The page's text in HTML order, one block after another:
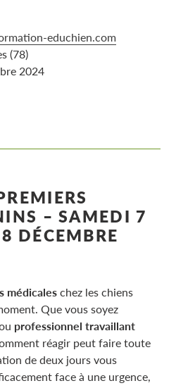
-educhien.com
(78)
2024
– SAMEDI 7
DÉCEMBRE
médicales chez les chiens
Que vous soyez
professionnel travaillant
réagir peut faire toute
de deux jours vous
face à une urgence,